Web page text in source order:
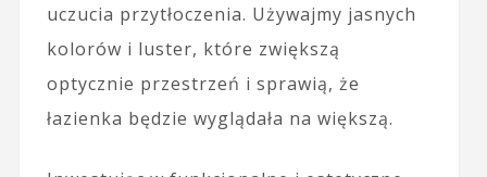
uczucia przytłoczenia. Używajmy jasnych
kolorów i luster, które zwiększą
optycznie przestrzeń i sprawią, że
łazienka będzie wyglądała na większą.